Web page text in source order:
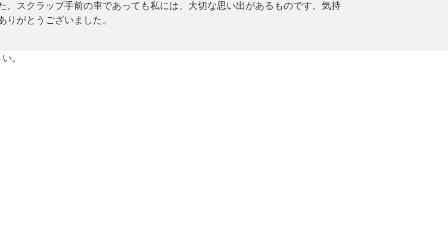
。スクラップ手前の車であっても私には、大切な思い出があるものです。気持
がとうございました。
。